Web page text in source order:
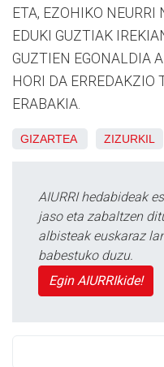
ETA, EZOHIKO NEURRI
EDUKI GUZTIAK
GUZTIEN EGONALDIA
HORI DA ERREDAKZIO
ERABAKIA.
GIZARTEA ZIZURKIL
AIURRI hedabideak
jaso eta zabaltzen
albisteak euskaraz
babestuko duzu.
Egin AIURRIkide!